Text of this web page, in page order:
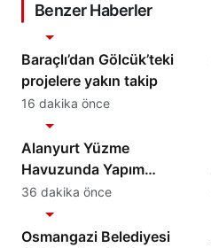
Benzer Haberler
Baraçlı’dan Gölcük’teki
projelere yakın takip
16 dakika önce
Alanyurt Yüzme
Havuzunda Yapım
Çalışmaları Sürüyor
36 dakika önce
Osmangazi Belediyesi